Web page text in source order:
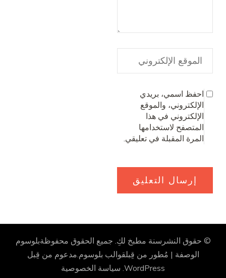
احفظ اسمي، بريدي
الإلكتروني، والموقع
الإلكتروني في هذا
المتصفح لاستخدامها
المرة المقبلة في تعليقي.
© حقوق النشرسنة مطبخ لكِ. جميع الحقوق محفوظةبلوسوم
الوصفة | مُطور من قِبلقوالب بلوسوم.مدعوم من قِبل
WordPress
. سياسة الخصوصية